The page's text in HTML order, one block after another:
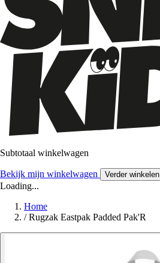
Subtotaal winkelwagen
Bekijk mijn winkelwagen Verder winkelen
Loading...
Home
/ Rugzak Eastpak Padded Pak'R